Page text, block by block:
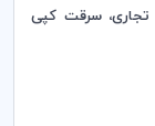
تجاری، سرقت کپی